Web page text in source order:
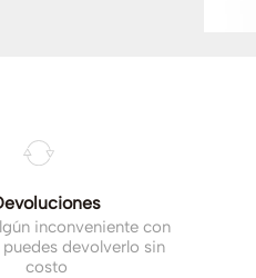
inconveniente con
devolverlo sin
costo